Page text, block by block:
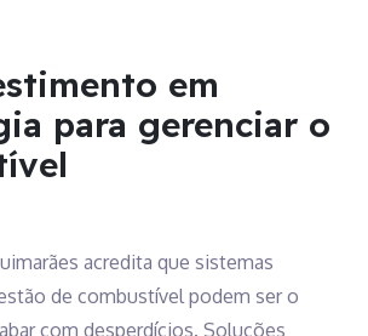
em
para gerenciar o
acredita que sistemas
de combustível podem ser o
com desperdícios. Soluções